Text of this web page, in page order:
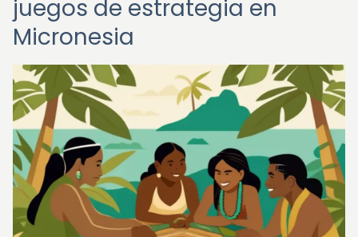
juegos de estrategia en
Micronesia